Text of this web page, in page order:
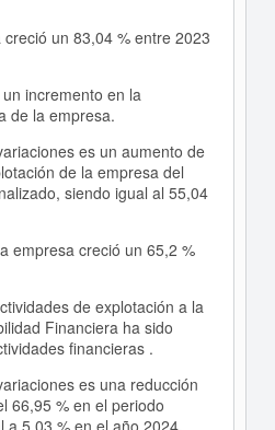
un 83,04 % entre 2023
incremento en la
de la empresa.
es un aumento de
de la empresa del
siendo igual al 55,04
empresa creció un 65,2 %
de explotación a la
Financiera ha sido
financieras .
es una reducción
66,95 % en el periodo